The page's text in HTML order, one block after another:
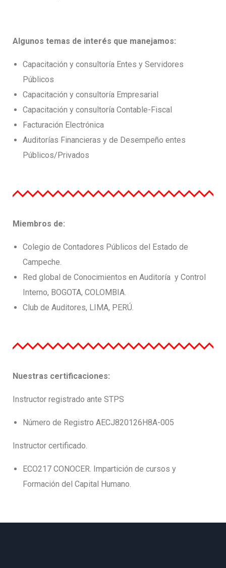
Algunos temas de interés que manejamos:
Capacitación y consultoría Entes y Servidores
Públicos
Capacitación y consultoría Empresarial
Capacitación y consultoría Contable-Fiscal
Facturación Electrónica
Auditorías Financieras y de Desempeño entes
Públicos/Privados
Miembros de:
Colegio de Contadores Públicos del Estado de
Campeche.
Red global de Conocimientos en Auditoría y Control
Interno, BOGOTA, COLOMBIA.
Club de Auditores, LIMA, PERÚ.
Nuestras certificaciones:
Instructor registrado ante STPS
Número de Registro AECJ820126H8A-005
Instructor certificado.
ECO217 CONOCER. Impartición de cursos y
Formación del Capital Humano.